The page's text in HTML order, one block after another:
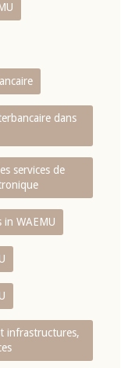
dans
services de
WAEMU
infrastructures,